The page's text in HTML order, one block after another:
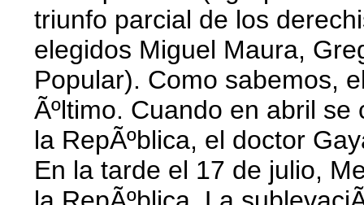
triunfo parcial de los
elegidos Miguel Maura,
Popular). Como sabemos,
Ãºltimo. Cuando en abril
la RepÃºblica, el doctor
En la tarde el 17 de julio,